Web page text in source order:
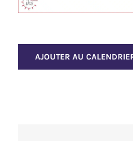
AJOUTER AU